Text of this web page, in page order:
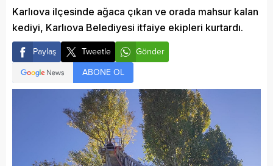
Karlıova ilçesinde ağaca çıkan ve orada mahsur kalan
kediyi, Karlıova Belediyesi itfaiye ekipleri kurtardı.
Paylaş Tweetle
Gönder
ABONE OL